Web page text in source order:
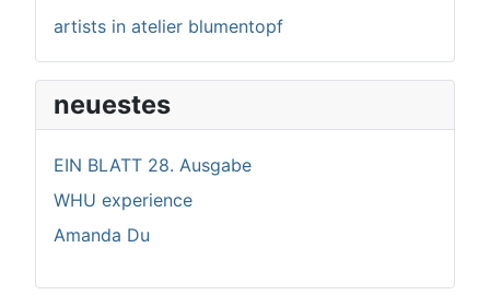
artists in atelier blumentopf
neuestes
EIN BLATT 28. Ausgabe
WHU experience
Amanda Du